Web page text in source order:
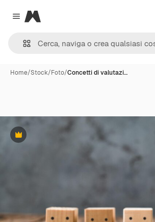
Close menu
Magnific
Home/Stock/Foto/Concetti di valutazi…
Premium